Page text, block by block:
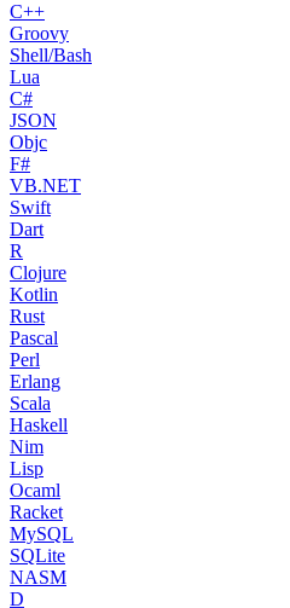
C++
Groovy
Shell/Bash
Lua
C#
JSON
Objc
F#
VB.NET
Swift
Dart
R
Clojure
Kotlin
Rust
Pascal
Perl
Erlang
Scala
Haskell
Nim
Lisp
Ocaml
Racket
MySQL
SQLite
NASM
D